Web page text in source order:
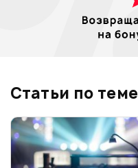
Статьи по теме